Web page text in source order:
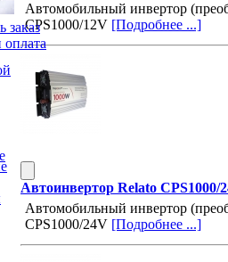
заказ
оплата
Автомобильный инвертор
CPS1000/12V [Подробнее ...]
Автоинвертор Relato
Автомобильный инвертор
CPS1000/24V [Подробнее ...]